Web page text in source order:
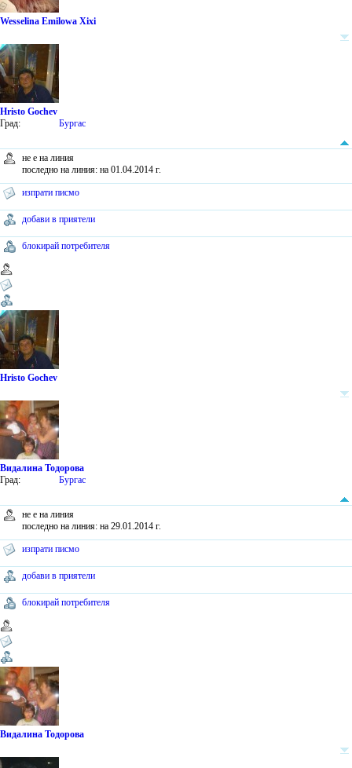
Wesselina Emilowa Xixi
Hristo Gochev
Град:
Бургас
не е на линия
последно на линия: на 01.04.2014 г.
изпрати писмо
добави в приятели
блокирай потребителя
Hristo Gochev
Видалина Тодорова
Град:
Бургас
не е на линия
последно на линия: на 29.01.2014 г.
изпрати писмо
добави в приятели
блокирай потребителя
Видалина Тодорова